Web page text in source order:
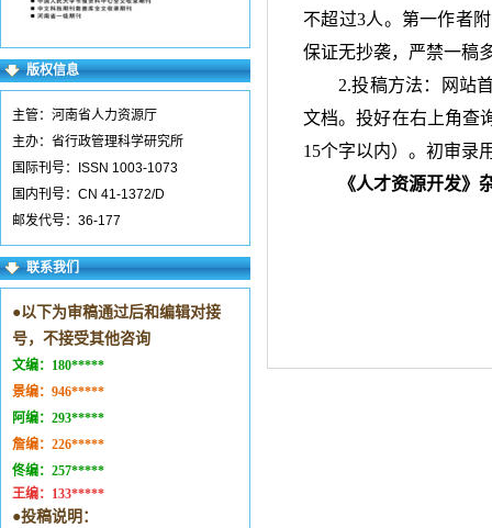
版权信息
主管：河南省人力资源厅
主办：省行政管理科学研究所
国际刊号：ISSN 1003-1073
国内刊号：CN 41-1372/D
邮发代号：36-177
联系我们
●以下为审稿通过后和编辑对接
号，不接受其他咨询
文编： 180*****
景编： 946*****
阿编： 293*****
詹编： 226*****
佟编： 257*****
王编： 133*****
●投稿说明：
不超过3人。第一作者
保证无抄袭，严禁一稿
2.投稿方法：网站
文档。投好在右上角查
15个字以内）。初审录
《人才资源开发》